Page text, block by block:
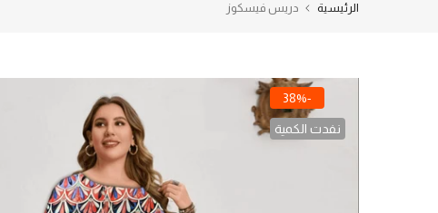
الرئيسية دريس فيسكوز
-38%
نفدت الكمية